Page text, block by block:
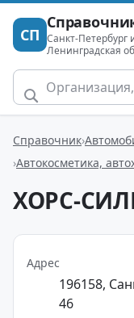
СП Санкт-Петербург
Ленинградская
Справочник
Автокосметика,
ХОРС-
Адрес
196158,
46